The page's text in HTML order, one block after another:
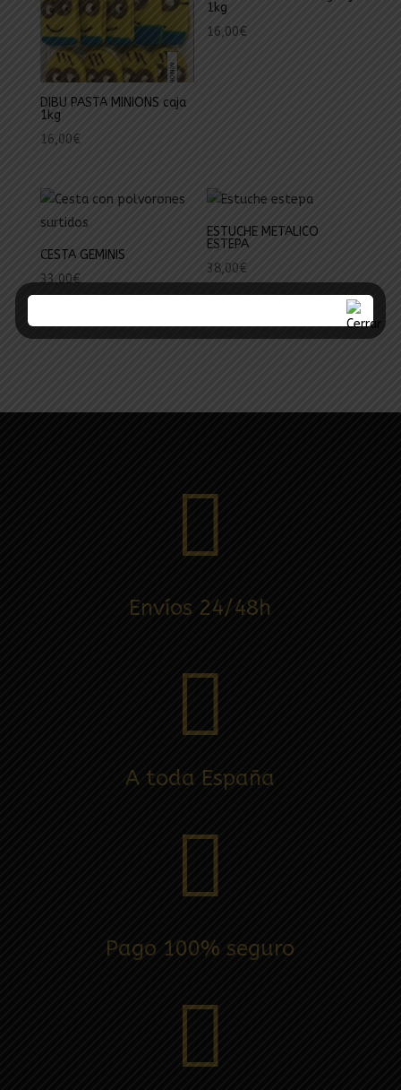
DIBU PASTA MINIONS caja
1kg
16,00€
1kg
16,00€
CESTA GEMINIS
33,00€
ESTUCHE METALICO
ESTEPA
38,00€

Envíos 24/48h

A toda España

Pago 100% seguro
